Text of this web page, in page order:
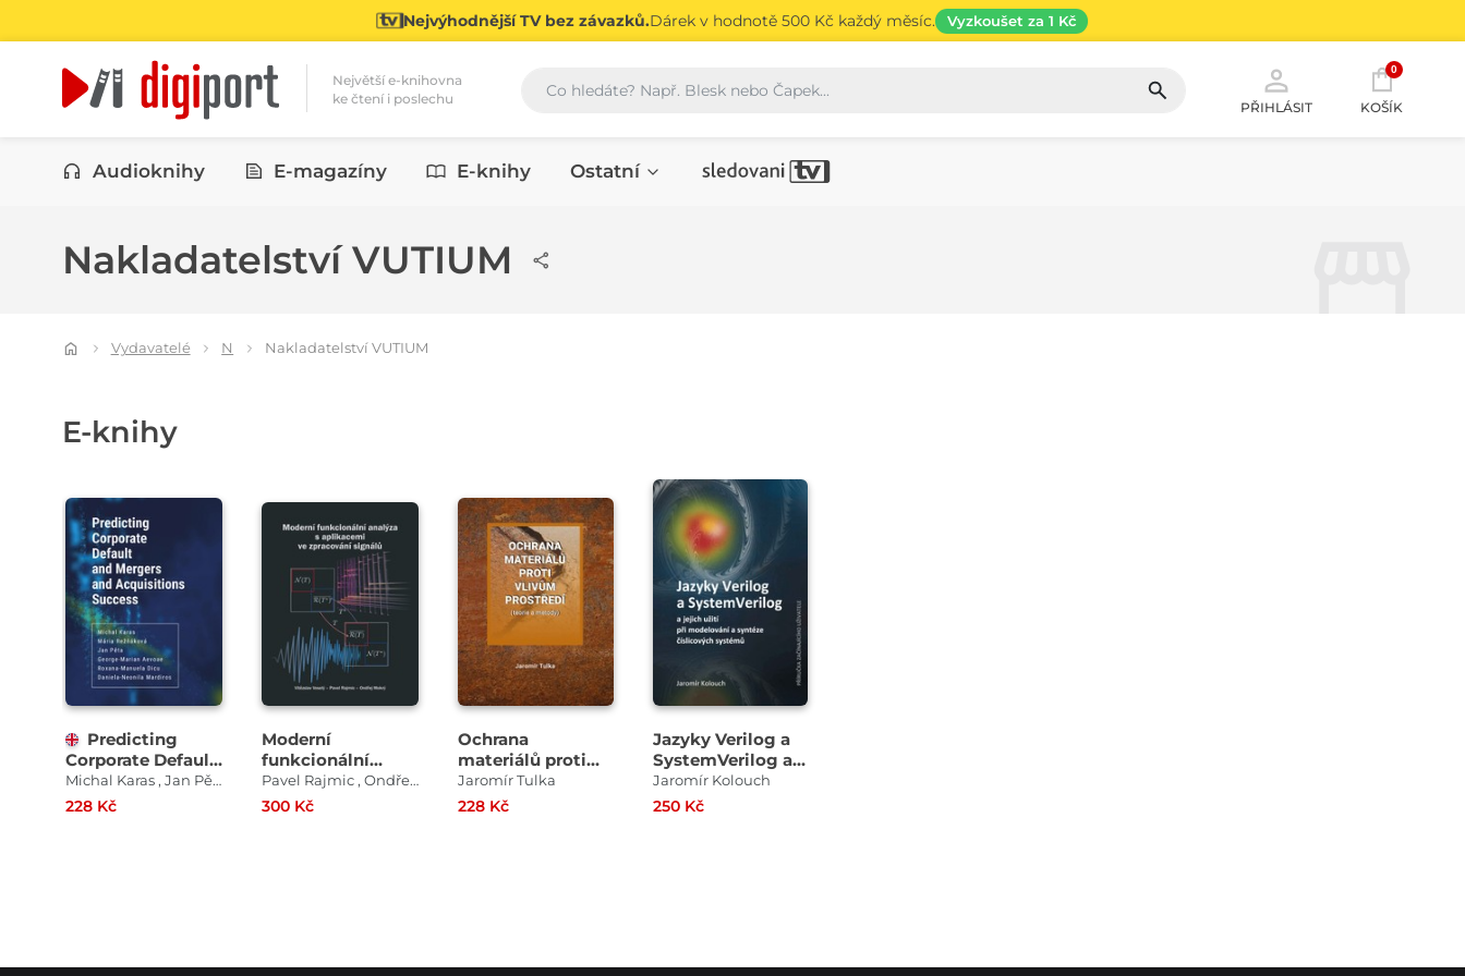
Nejvýhodnější TV bez závazků.Dárek v hodnotě 500 Kč každý měsíc. Vyzkoušet za 1 Kč
Největší e-knihovna
ke čtení i poslechu
Vyhledávání
PŘIHLÁSIT
0
KOŠÍK
Kategorie
Audioknihy E-magazíny E-knihy Ostatní
Nakladatelství VUTIUM
Vydavatelé N Nakladatelství VUTIUM
E-knihy
Predicting
Corporate Default
and Mergers and
Acquisitions
Michal Karas , Jan Pěta , Mária Režňáková
228 Kč
Moderní
funkcionální
analýza s
aplikacemi ve
Pavel Rajmic , Ondřej Mokrý , Vítězslav Veselý
300 Kč
Ochrana
materiálů proti
vlivům prostředí
(teorie a metody)
Jaromír Tulka
228 Kč
Jazyky Verilog a
SystemVerilog a
jejich užití při
modelování a
Jaromír Kolouch
250 Kč